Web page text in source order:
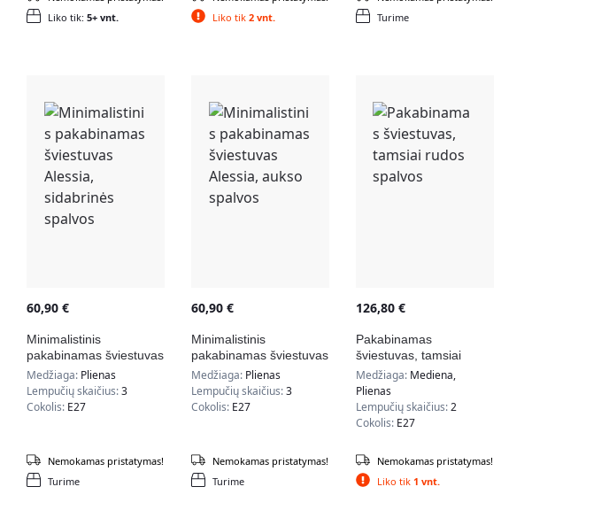
Liko tik:5+ vnt. Liko tik2 vnt. Turime
60,90€
Minimalistinis
pakabinamas šviestuvas
Alessia, sidabrinės
spalvos
Medžiaga: Plienas
Lempučių skaičius:3
Cokolis: E27
Turime
Nemokamas pristatymas!
60,90€
Minimalistinis
pakabinamas šviestuvas
Alessia, aukso spalvos
Medžiaga: Plienas
Lempučių skaičius:3
Cokolis: E27
Turime
Nemokamas pristatymas!
126,80 €
Pakabinamas
šviestuvas, tamsiai
rudos spalvos
Medžiaga: Mediena,
Plienas
Lempučių skaičius:2
Cokolis: E27
Liko tik 1 vnt.
Nemokamas pristatymas!